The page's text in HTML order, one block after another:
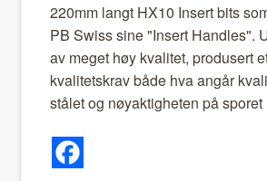
220mm langt HX10 Insert bits
PB Swiss sine "Insert Han­dles".
av meget høy kvalitet, pro­dusert
kvalitet­skrav både hva angår
stålet og nøyak­tigheten på sporet